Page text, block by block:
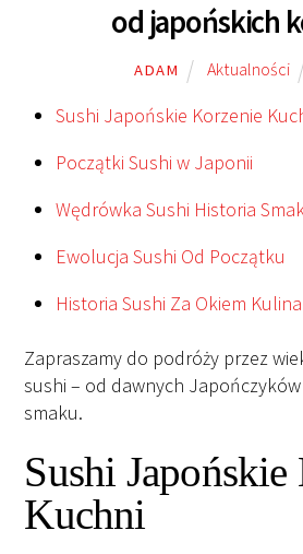
od japońskich
ADAM Aktualności
Sushi Japońskie Korzenie
Początki Sushi w Japonii
Wędrówka Sushi Historia
Ewolucja Sushi Od Początku
Historia Sushi Za Okiem
Zapraszamy do podróży przez
sushi – od dawnych
smaku.
Sushi
Kuchni